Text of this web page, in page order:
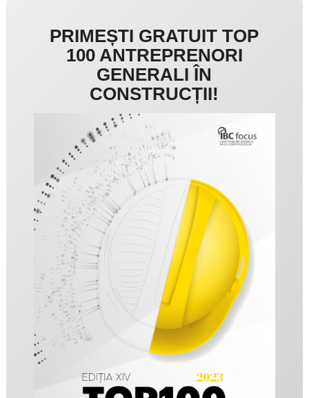
PRIMEȘTI GRATUIT TOP
100 ANTREPRENORI
GENERALI ÎN
CONSTRUCȚII!